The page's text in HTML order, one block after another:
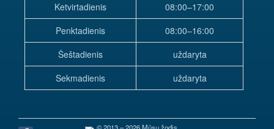
Ketvirtadienis
08:00–17:00
Penktadienis
08:00–16:00
Šeštadienis
uždaryta
Sekmadienis
uždaryta